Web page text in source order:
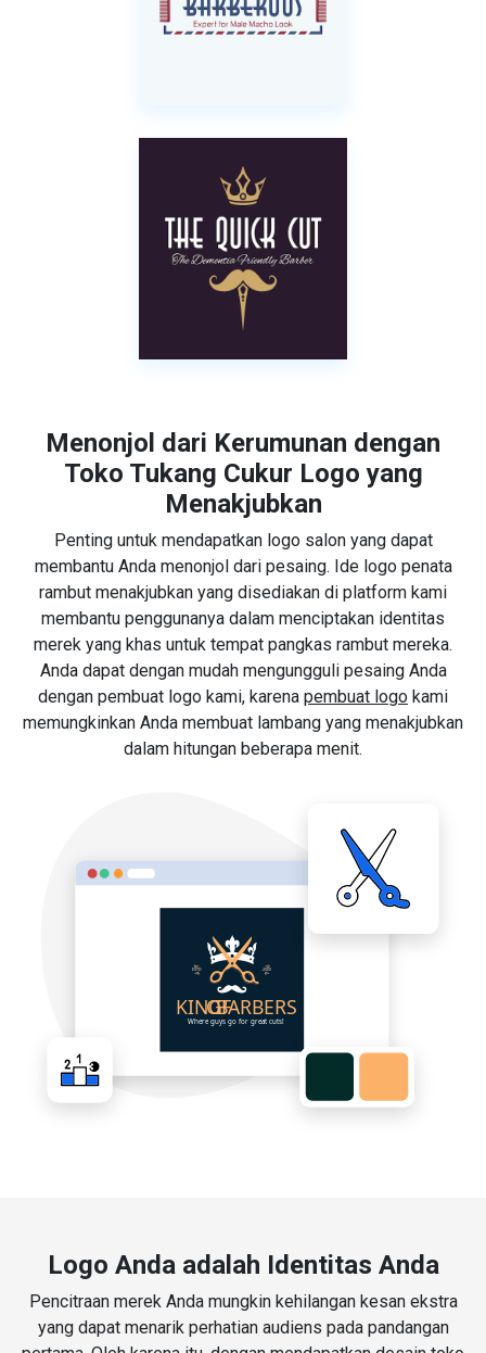
Menonjol dari Kerumunan dengan
Toko Tukang Cukur Logo yang
Menakjubkan
Penting untuk mendapatkan logo salon yang dapat
membantu Anda menonjol dari pesaing. Ide logo penata
rambut menakjubkan yang disediakan di platform kami
membantu penggunanya dalam menciptakan identitas
merek yang khas untuk tempat pangkas rambut mereka.
Anda dapat dengan mudah mengungguli pesaing Anda
dengan pembuat logo kami, karena pembuat logo kami
memungkinkan Anda membuat lambang yang menakjubkan
dalam hitungan beberapa menit.
Logo Anda adalah Identitas Anda
Pencitraan merek Anda mungkin kehilangan kesan ekstra
yang dapat menarik perhatian audiens pada pandangan